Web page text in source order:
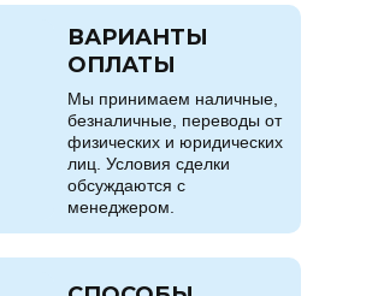
Мы принимаем наличные,
безналичные, переводы от
физических и юридических
лиц. Условия сделки
обсуждаются с
менеджером.
ВАРИАНТЫ
ОПЛАТЫ